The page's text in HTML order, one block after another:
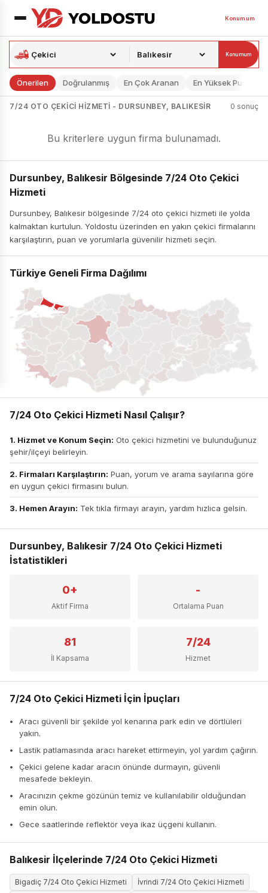
Konumum
Konumum
Önerilen Doğrulanmış En Çok Aranan En Yüksek Puan
7/24 OTO ÇEKICI HIZMETI - DURSUNBEY, BALIKESIR 0 sonuç
Bu kriterlere uygun firma bulunamadı.
Dursunbey, Balıkesir Bölgesinde 7/24 Oto Çekici
Hizmeti
Dursunbey, Balıkesir bölgesinde 7/24 oto çekici hizmeti ile yolda
kalmaktan kurtulun. Yoldostu üzerinden en yakın çekici firmalarını
karşılaştırın, puan ve yorumlarla güvenilir hizmeti seçin.
Türkiye Geneli Firma Dağılımı
7/24 Oto Çekici Hizmeti Nasıl Çalışır?
1. Hizmet ve Konum Seçin: Oto çekici hizmetini ve bulunduğunuz
şehir/ilçeyi belirleyin.
2. Firmaları Karşılaştırın: Puan, yorum ve arama sayılarına göre
en uygun çekici firmasını bulun.
3. Hemen Arayın: Tek tıkla firmayı arayın, yardım hızlıca gelsin.
Dursunbey, Balıkesir 7/24 Oto Çekici Hizmeti
İstatistikleri
0+
Aktif Firma
-
Ortalama Puan
81
İl Kapsama
7/24
Hizmet
7/24 Oto Çekici Hizmeti İçin İpuçları
Aracı güvenli bir şekilde yol kenarına park edin ve dörtlüleri
yakın.
Lastik patlamasında aracı hareket ettirmeyin, yol yardım çağırın.
Çekici gelene kadar aracın önünde durmayın, güvenli
mesafede bekleyin.
Aracınızın çekme gözünün temiz ve kullanılabilir olduğundan
emin olun.
Gece saatlerinde reflektör veya ikaz üçgeni kullanın.
Balıkesir İlçelerinde 7/24 Oto Çekici Hizmeti
Bigadiç 7/24 Oto Çekici Hizmeti
İvrindi 7/24 Oto Çekici Hizmeti